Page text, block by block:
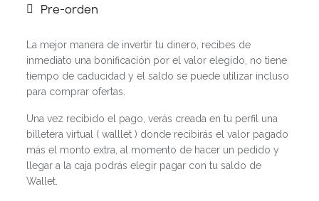
Pre-orden
La mejor manera de invertir tu dinero, recibes de
inmediato una bonificación por el valor elegido, no tiene
tiempo de caducidad y el saldo se puede utilizar incluso
para comprar ofertas.
Una vez recibido el pago, verás creada en tu perfil una
billetera virtual ( walllet ) donde recibirás el valor pagado
más el monto extra, al momento de hacer un pedido y
llegar a la caja podrás elegir pagar con tu saldo de
Wallet.